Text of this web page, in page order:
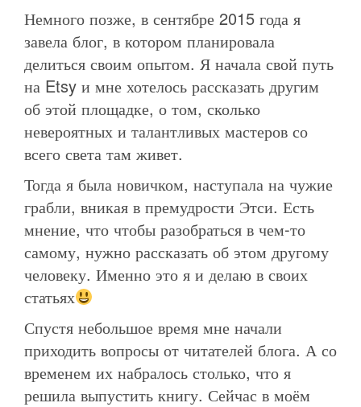
Немного позже, в сентябре 2015 года я
завела блог, в котором планировала
делиться своим опытом. Я начала свой путь
на Etsy и мне хотелось рассказать другим
об этой площадке, о том, сколько
невероятных и талантливых мастеров со
всего света там живет.
Тогда я была новичком, наступала на чужие
грабли, вникая в премудрости Этси. Есть
мнение, что чтобы разобраться в чем-то
самому, нужно рассказать об этом другому
человеку. Именно это я и делаю в своих
статьях
Спустя небольшое время мне начали
приходить вопросы от читателей блога. А со
временем их набралось столько, что я
решила выпустить книгу. Сейчас в моём